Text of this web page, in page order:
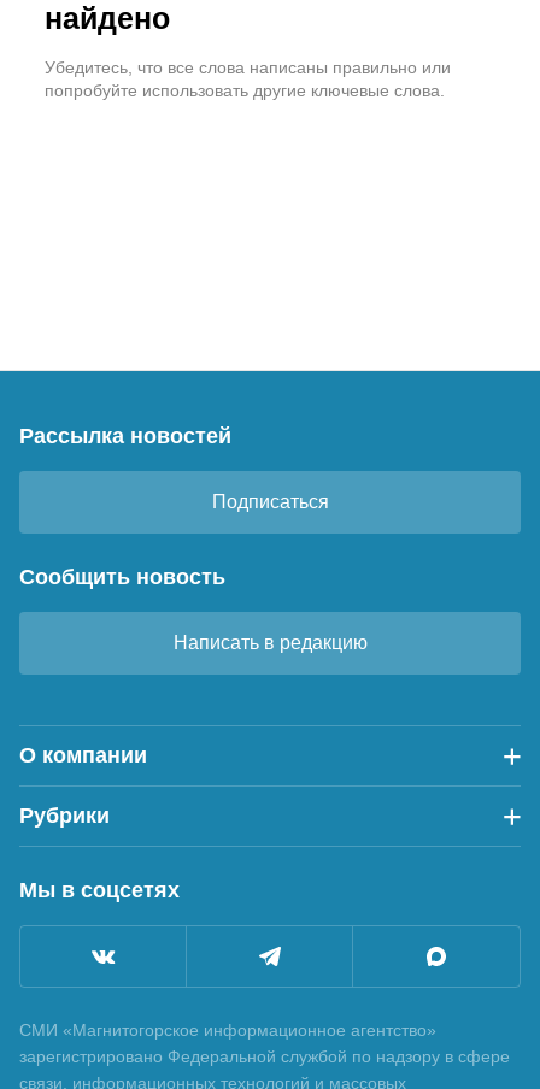
найдено
Убедитесь, что все слова написаны правильно или
попробуйте использовать другие ключевые слова.
Рассылка новостей
Подписаться
Сообщить новость
Написать в редакцию
О компании
Рубрики
Мы в соцсетях
СМИ «Магнитогорское информационное агентство»
зарегистрировано Федеральной службой по надзору в сфере
связи, информационных технологий и массовых